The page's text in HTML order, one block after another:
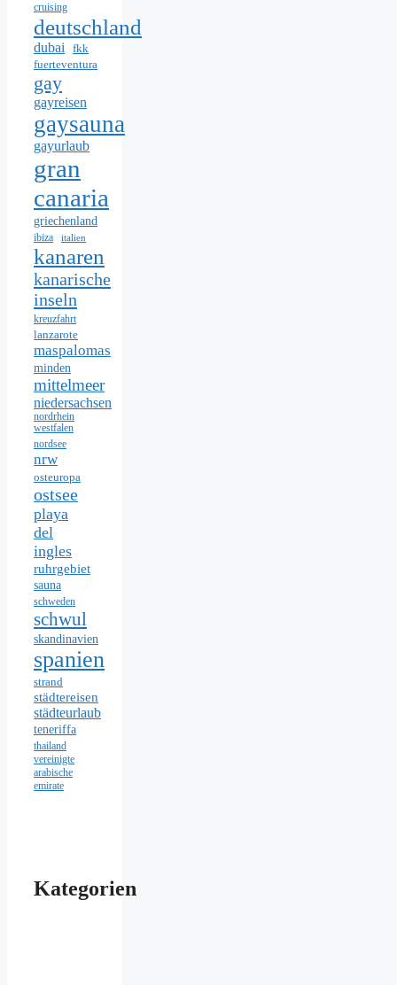
cruising
deutschland
dubai
fkk
fuerteventura
gay
gayreisen
gaysauna
gayurlaub
gran
canaria
griechenland
ibiza italien
kanaren
kanarische
inseln
kreuzfahrt
lanzarote
maspalomas
minden
mittelmeer
niedersachsen
nordrhein
westfalen
nordsee
nrw
osteuropa
ostsee
playa
del
ingles
ruhrgebiet
sauna
schweden
schwul
skandinavien
spanien
strand
städtereisen
städteurlaub
teneriffa
thailand
vereinigte
arabische
emirate
Kategorien